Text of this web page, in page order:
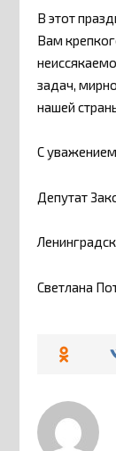
В этот
Вам
задач,
нашей
С
Депутат
Светлана